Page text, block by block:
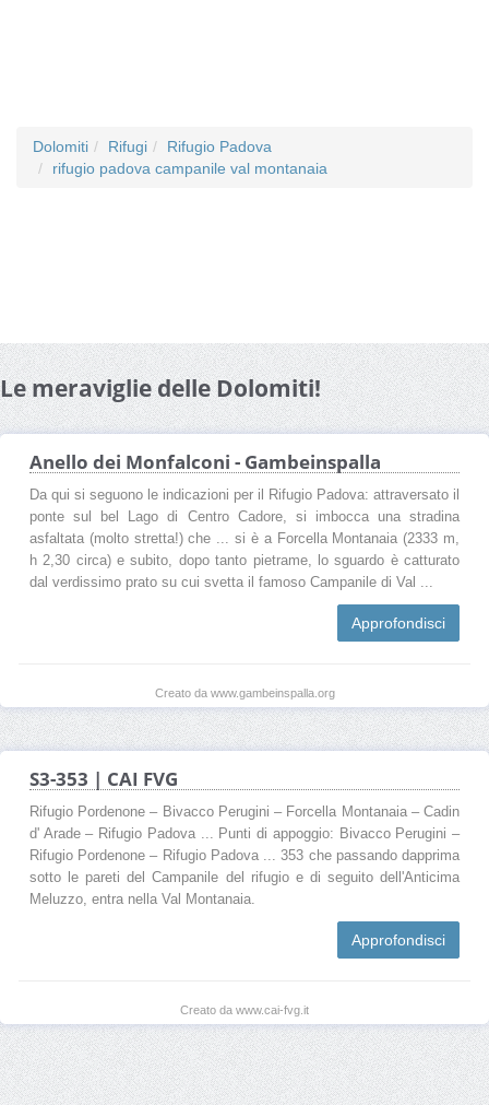
Dolomiti Rifugi
Rifugio Padova
rifugio padova campanile val montanaia
Le meraviglie delle Dolomiti!
Anello dei Monfalconi - Gambeinspalla
Da qui si seguono le indicazioni per il Rifugio Padova: attraversato il
ponte sul bel Lago di Centro Cadore, si imbocca una stradina
asfaltata (molto stretta!) che ... si è a Forcella Montanaia (2333 m,
h 2,30 circa) e subito, dopo tanto pietrame, lo sguardo è catturato
dal verdissimo prato su cui svetta il famoso Campanile di Val ...
Approfondisci
Creato da www.gambeinspalla.org
S3-353 | CAI FVG
Rifugio Pordenone – Bivacco Perugini – Forcella Montanaia – Cadin
d' Arade – Rifugio Padova ... Punti di appoggio: Bivacco Perugini –
Rifugio Pordenone – Rifugio Padova ... 353 che passando dapprima
sotto le pareti del Campanile del rifugio e di seguito dell'Anticima
Meluzzo, entra nella Val Montanaia.
Approfondisci
Creato da www.cai-fvg.it